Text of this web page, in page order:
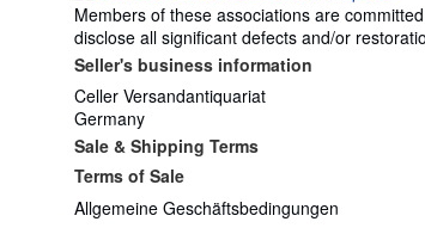
Members of these associations are
disclose all significant defects and/or
Seller's business information
Celler Versandantiquariat
Germany
Sale & Shipping Terms
Terms of Sale
Allgemeine Geschäftsbedingungen